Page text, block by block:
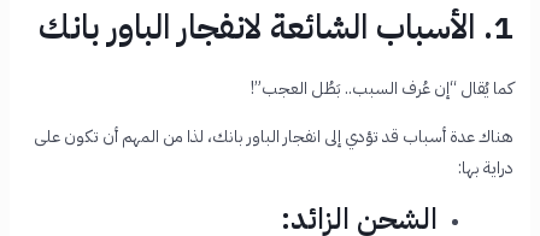
1. الأسباب الشائعة لانفجار الباور بانك
كما يُقال “إن عُرف السبب.. بَطُل العجب”!
هناك عدة أسباب قد تؤدي إلى انفجار الباور بانك، لذا من المهم أن تكون على
دراية بها:
الشحن الزائد: